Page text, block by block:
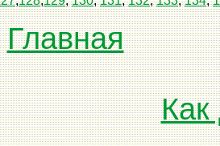
Главная
Как